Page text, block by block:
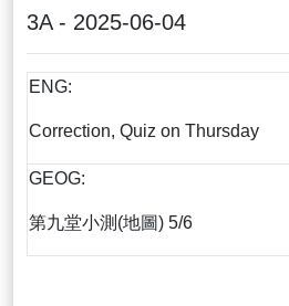
3A - 2025-06-04
ENG:
Correction, Quiz on Thursday
GEOG:
第九堂小測(地圖) 5/6